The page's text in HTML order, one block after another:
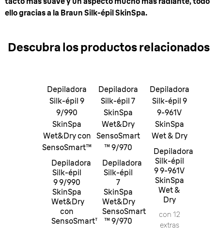
ello gracias a la Braun Silk-épil SkinSpa.
Descubra los productos relacionados
Depiladora
Silk-épil 9
9/990
SkinSpa
Wet&Dry con
SensoSmart™
Depiladora
Silk-épil
9 9/990
SkinSpa
Wet&Dry
con
SensoSmart™
Depiladora
Silk-épil 7
SkinSpa
Wet&Dry
SensoSmart
™ 9/970
Depiladora
Silk-épil
7
SkinSpa
Wet&Dry
SensoSmart
™ 9/970
Depiladora
Silk-épil 9
9-961V
SkinSpa
Wet & Dry
Depiladora
Silk-épil
9 9-961V
SkinSpa
Wet &
Dry
con 12
extras